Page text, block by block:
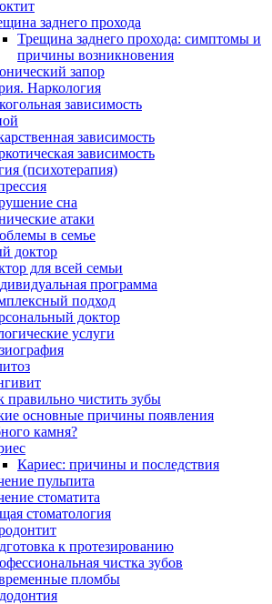
заднего прохода
Трещина заднего прохода: симптомы и
причины возникновения
запор
Наркология
зависимость
зависимость
зависимость
(психотерапия)
сна
атаки
в семье
доктор
для всей семьи
программа
подход
доктор
услуги
правильно чистить зубы
основные причины появления
камня?
Кариес: причины и последствия
пульпита
стоматита
стоматология
к протезированию
чистка зубов
пломбы